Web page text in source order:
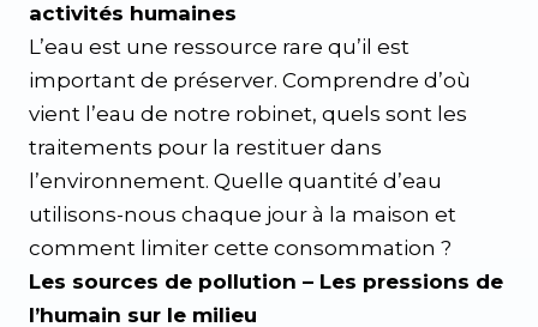
activités humaines
L’eau est une ressource rare qu’il est
important de préserver. Comprendre d’où
vient l’eau de notre robinet, quels sont les
traitements pour la restituer dans
l’environnement. Quelle quantité d’eau
utilisons-nous chaque jour à la maison et
comment limiter cette consommation ?
Les sources de pollution – Les pressions de
l’humain sur le milieu